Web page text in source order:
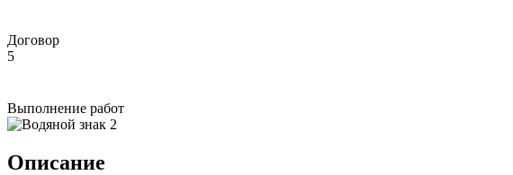
Договор
5
Выполнение работ
Описание